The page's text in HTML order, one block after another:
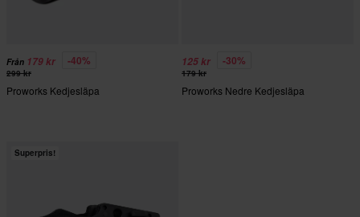
Från 179 kr -40%
299 kr
Proworks Kedjesläpa
125 kr -30%
179 kr
Proworks Nedre Kedjesläpa
Superpris!